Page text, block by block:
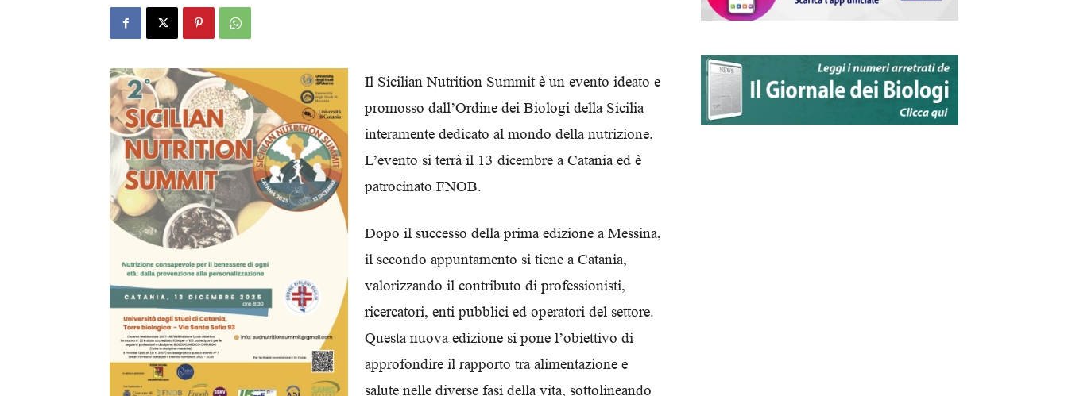
dei
Il Sicilian Nutrition Summit è un evento ideato e
promosso dall’Ordine dei Biologi della Sicilia
interamente dedicato al mondo della nutrizione.
L’evento si terrà il 13 dicembre a Catania ed è
patrocinato FNOB.
Dopo il successo della prima edizione a Messina,
il secondo appuntamento si tiene a Catania,
valorizzando il contributo di professionisti,
ricercatori, enti pubblici ed operatori del settore.
Questa nuova edizione si pone l’obiettivo di
approfondire il rapporto tra alimentazione e
salute nelle diverse fasi della vita, sottolineando